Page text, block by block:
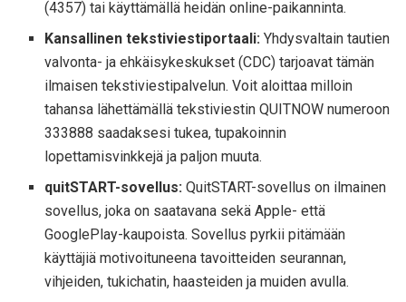
(4357) tai käyttämällä heidän online-paikanninta.
Kansallinen tekstiviestiportaali: Yhdysvaltain tautien
valvonta- ja ehkäisykeskukset (CDC) tarjoavat tämän
ilmaisen tekstiviestipalvelun. Voit aloittaa milloin
tahansa lähettämällä tekstiviestin QUITNOW numeroon
333888 saadaksesi tukea, tupakoinnin
lopettamisvinkkejä ja paljon muuta.
quitSTART-sovellus: QuitSTART-sovellus on ilmainen
sovellus, joka on saatavana sekä Apple- että
GooglePlay-kaupoista. Sovellus pyrkii pitämään
käyttäjiä motivoituneena tavoitteiden seurannan,
vihjeiden, tukichatin, haasteiden ja muiden avulla.